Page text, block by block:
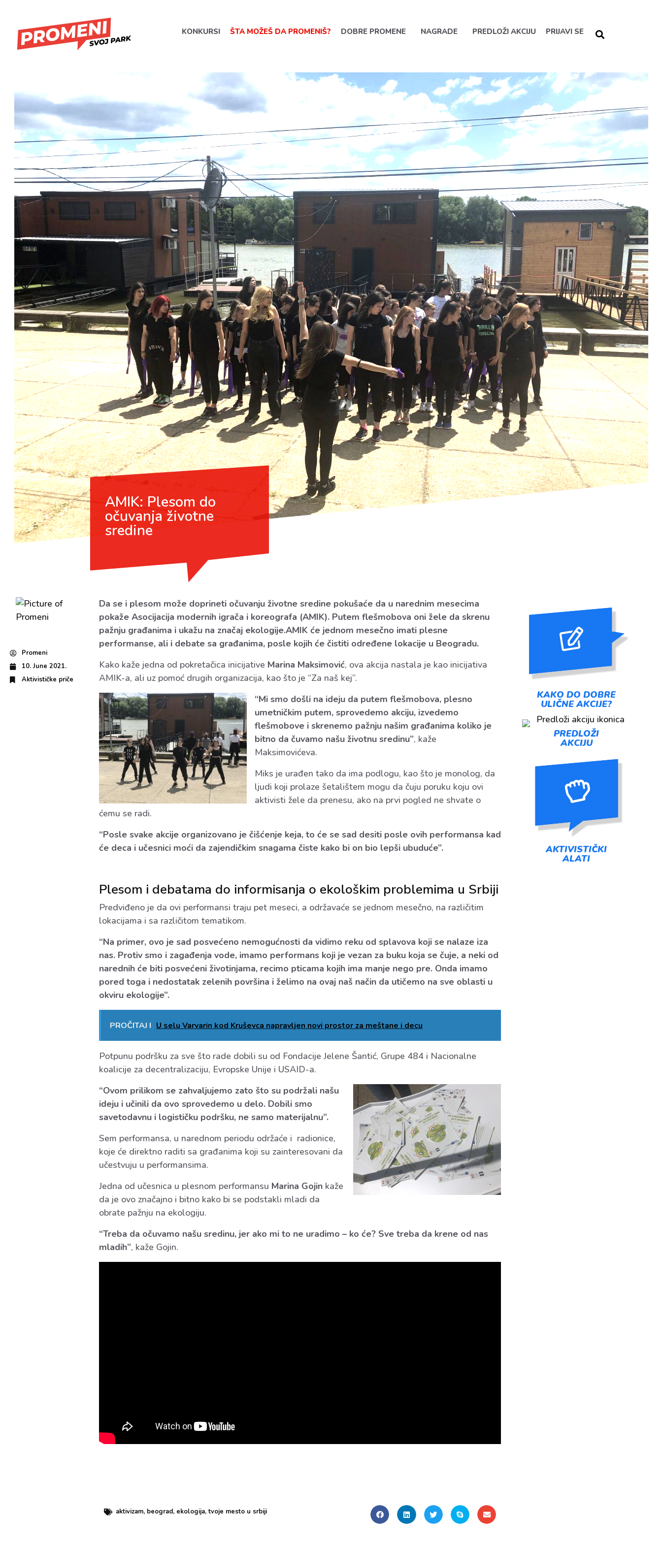
KONKURSI ŠTA MOŽEŠ DA PROMENIŠ? DOBRE PROMENE NAGRADE PREDLOŽI AKCIJU PRIJAVI SE
AMIK: Plesom do
očuvanja životne
sredine
Promeni
10. June 2021.
Aktivističke priče
Da se i plesom može doprineti očuvanju životne sredine pokušaće da u narednim mesecima
pokaže Asocijacija modernih igrača i koreografa (AMIK). Putem flešmobova oni žele da skrenu
pažnju građanima i ukažu na značaj ekologije.AMIK će jednom mesečno imati plesne
performanse, ali i debate sa građanima, posle kojih će čistiti određene lokacije u Beogradu.
Kako kaže jedna od pokretačica inicijative Marina Maksimović, ova akcija nastala je kao inicijativa
AMIK-a, ali uz pomoć drugih organizacija, kao što je “Za naš kej”.
“Mi smo došli na ideju da putem flešmobova, plesno
umetničkim putem, sprovedemo akciju, izvedemo
flešmobove i skrenemo pažnju našim građanima koliko je
bitno da čuvamo našu životnu sredinu”, kaže
Maksimovićeva.
Miks je urađen tako da ima podlogu, kao što je monolog, da
ljudi koji prolaze šetalištem mogu da čuju poruku koju ovi
aktivisti žele da prenesu, ako na prvi pogled ne shvate o
ćemu se radi.
“Posle svake akcije organizovano je čišćenje keja, to će se sad desiti posle ovih performansa kad
će deca i učesnici moći da zajendičkim snagama čiste kako bi on bio lepši ubuduće”.
Plesom i debatama do informisanja o ekološkim problemima u Srbiji
Predviđeno je da ovi performansi traju pet meseci, a održavaće se jednom mesečno, na različitim
lokacijama i sa različitom tematikom.
“Na primer, ovo je sad posvećeno nemogućnosti da vidimo reku od splavova koji se nalaze iza
nas. Protiv smo i zagađenja vode, imamo performans koji je vezan za buku koja se čuje, a neki od
narednih će biti posvećeni životinjama, recimo pticama kojih ima manje nego pre. Onda imamo
pored toga i nedostatak zelenih površina i želimo na ovaj naš način da utičemo na sve oblasti u
okviru ekologije”.
PROČITAJ I U selu Varvarin kod Kruševca napravljen novi prostor za meštane i decu
Potpunu podršku za sve što rade dobili su od Fondacije Jelene Šantić, Grupe 484 i Nacionalne
koalicije za decentralizaciju, Evropske Unije i USAID-a.
“Ovom prilikom se zahvaljujemo zato što su podržali našu
ideju i učinili da ovo sprovedemo u delo. Dobili smo
savetodavnu i logističku podršku, ne samo materijalnu”.
Sem performansa, u narednom periodu održaće i radionice,
koje će direktno raditi sa građanima koji su zainteresovani da
učestvuju u performansima.
Jedna od učesnica u plesnom performansu Marina Gojin kaže
da je ovo značajno i bitno kako bi se podstakli mladi da
obrate pažnju na ekologiju.
“Treba da očuvamo našu sredinu, jer ako mi to ne uradimo – ko će? Sve treba da krene od nas
mladih”, kaže Gojin.
aktivizam, beograd, ekologija,tvoje mesto u srbiji
KAKO DO DOBRE
ULIČNE AKCIJE?
PREDLOŽI
AKCIJU
AKTIVISTIČKI
ALATI